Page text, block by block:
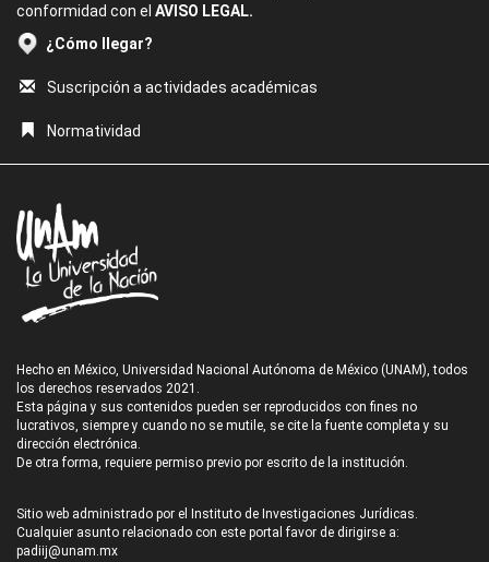
conformidad con el AVISO LEGAL.
¿Cómo llegar?
Suscripción a actividades académicas
Normatividad
Hecho en México, Universidad Nacional Autónoma de México (UNAM), todos
los derechos reservados 2021.
Esta página y sus contenidos pueden ser reproducidos con fines no
lucrativos, siempre y cuando no se mutile, se cite la fuente completa y su
dirección electrónica.
De otra forma, requiere permiso previo por escrito de la institución.
Sitio web administrado por el Instituto de Investigaciones Jurídicas.
Cualquier asunto relacionado con este portal favor de dirigirse a:
padiij@unam.mx